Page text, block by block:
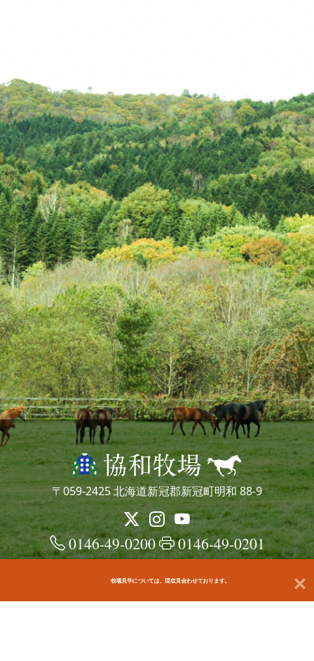
〒059-2425 北海道新冠郡新冠町明和 88-9
0146-49-0200 0146-49-0201
牧場見学については、現在見合わせております。